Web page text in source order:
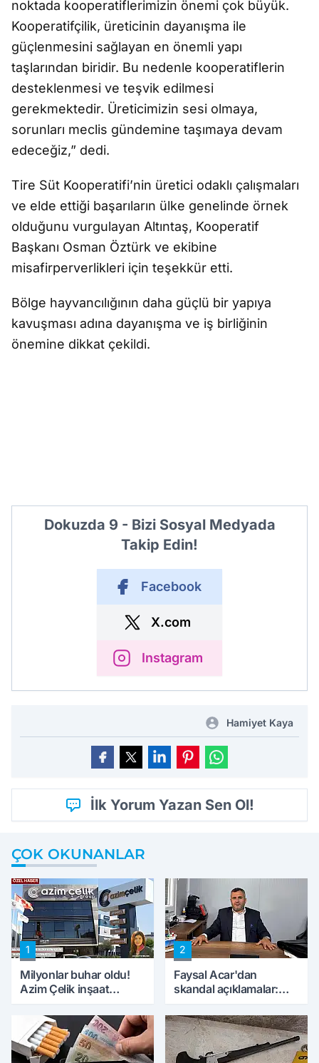
noktada kooperatiflerimizin önemi çok büyük.
Kooperatifçilik, üreticinin dayanışma ile
güçlenmesini sağlayan en önemli yapı
taşlarından biridir. Bu nedenle kooperatiflerin
desteklenmesi ve teşvik edilmesi
gerekmektedir. Üreticimizin sesi olmaya,
sorunları meclis gündemine taşımaya devam
edeceğiz,” dedi.
Tire Süt Kooperatifi’nin üretici odaklı çalışmaları
ve elde ettiği başarıların ülke genelinde örnek
olduğunu vurgulayan Altıntaş, Kooperatif
Başkanı Osman Öztürk ve ekibine
misafirperverlikleri için teşekkür etti.
Bölge hayvancılığının daha güçlü bir yapıya
kavuşması adına dayanışma ve iş birliğinin
önemine dikkat çekildi.
Dokuzda 9 - Bizi Sosyal Medyada
Takip Edin!
Facebook
X.com
Instagram
Hamiyet Kaya
İlk Yorum Yazan Sen Ol!
ÇOK OKUNANLAR
1
Milyonlar buhar oldu!
Azim Çelik inşaat
konuştu
2
Faysal Acar'dan
skandal açıklamalar:
peynircilerimizi de
kıskaca aldı, müdahale
ettik'